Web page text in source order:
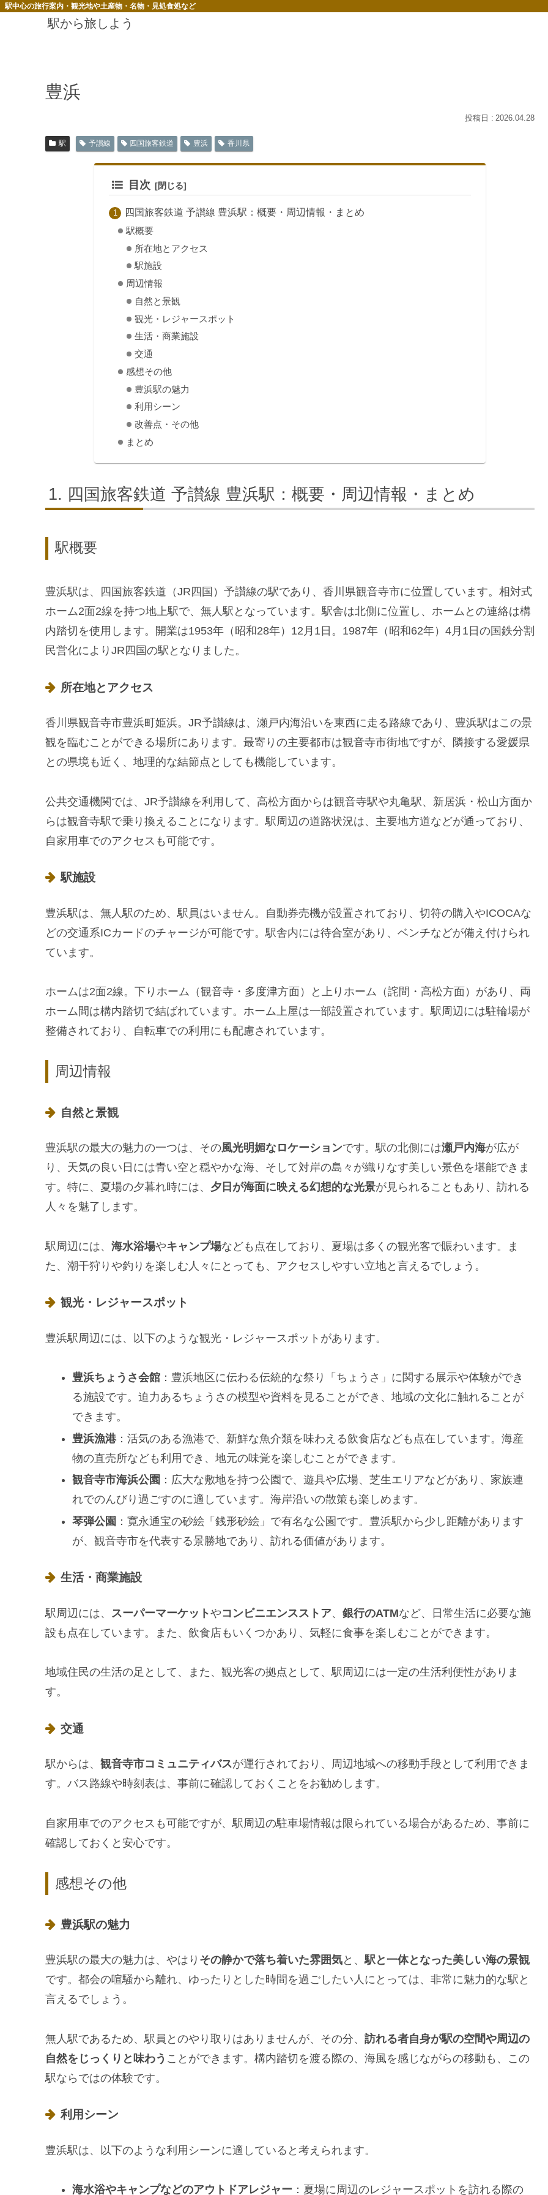
駅中心の旅行案内・観光地や土産物・名物・見処食処など
駅から旅しよう
豊浜
2026.04.28
駅 予讃線 四国旅客鉄道 豊浜 香川県
目次
四国旅客鉄道 予讃線 豊浜駅：概要・周辺情報・まとめ
駅概要
所在地とアクセス
駅施設
周辺情報
自然と景観
観光・レジャースポット
生活・商業施設
交通
感想その他
豊浜駅の魅力
利用シーン
改善点・その他
まとめ
四国旅客鉄道 予讃線 豊浜駅：概要・周辺情報・まとめ
駅概要
豊浜駅は、四国旅客鉄道（JR四国）予讃線の駅であり、香川県観音寺市に位置しています。相対式
ホーム2面2線を持つ地上駅で、無人駅となっています。駅舎は北側に位置し、ホームとの連絡は構
内踏切を使用します。開業は1953年（昭和28年）12月1日。1987年（昭和62年）4月1日の国鉄分割
民営化によりJR四国の駅となりました。
所在地とアクセス
香川県観音寺市豊浜町姫浜。JR予讃線は、瀬戸内海沿いを東西に走る路線であり、豊浜駅はこの景
観を臨むことができる場所にあります。最寄りの主要都市は観音寺市街地ですが、隣接する愛媛県
との県境も近く、地理的な結節点としても機能しています。
公共交通機関では、JR予讃線を利用して、高松方面からは観音寺駅や丸亀駅、新居浜・松山方面か
らは観音寺駅で乗り換えることになります。駅周辺の道路状況は、主要地方道などが通っており、
自家用車でのアクセスも可能です。
駅施設
豊浜駅は、無人駅のため、駅員はいません。自動券売機が設置されており、切符の購入やICOCAな
どの交通系ICカードのチャージが可能です。駅舎内には待合室があり、ベンチなどが備え付けられ
ています。
ホームは2面2線。下りホーム（観音寺・多度津方面）と上りホーム（詫間・高松方面）があり、両
ホーム間は構内踏切で結ばれています。ホーム上屋は一部設置されています。駅周辺には駐輪場が
整備されており、自転車での利用にも配慮されています。
周辺情報
自然と景観
豊浜駅の最大の魅力の一つは、その風光明媚なロケーションです。駅の北側には瀬戸内海が広が
り、天気の良い日には青い空と穏やかな海、そして対岸の島々が織りなす美しい景色を堪能できま
す。特に、夏場の夕暮れ時には、 夕日が海面に映える幻想的な光景が見られることもあり、訪れる
人々を魅了します。
駅周辺には、 海水浴場やキャンプ場なども点在しており、夏場は多くの観光客で賑わいます。ま
た、潮干狩りや釣りを楽しむ人々にとっても、アクセスしやすい立地と言えるでしょう。
観光・レジャースポット
豊浜駅周辺には、以下のような観光・レジャースポットがあります。
豊浜ちょうさ会館：豊浜地区に伝わる伝統的な祭り「ちょうさ」に関する展示や体験ができ
る施設です。迫力あるちょうさの模型や資料を見ることができ、地域の文化に触れることが
できます。
豊浜漁港：活気のある漁港で、新鮮な魚介類を味わえる飲食店なども点在しています。海産
物の直売所なども利用でき、地元の味覚を楽しむことができます。
観音寺市海浜公園 ：広大な敷地を持つ公園で、遊具や広場、芝生エリアなどがあり、家族連
れでのんびり過ごすのに適しています。海岸沿いの散策も楽しめます。
琴弾公園 ：寛永通宝の砂絵「銭形砂絵」で有名な公園です。豊浜駅から少し距離があります
が、観音寺市を代表する景勝地であり、訪れる価値があります。
生活・商業施設
駅周辺には、 スーパーマーケットやコンビニエンスストア、 銀行のATMなど、日常生活に必要な施
設も点在しています。また、飲食店もいくつかあり、気軽に食事を楽しむことができます。
地域住民の生活の足として、また、観光客の拠点として、駅周辺には一定の生活利便性がありま
す。
交通
駅からは、 観音寺市コミュニティバスが運行されており、周辺地域への移動手段として利用できま
す。バス路線や時刻表は、事前に確認しておくことをお勧めします。
自家用車でのアクセスも可能ですが、駅周辺の駐車場情報は限られている場合があるため、事前に
確認しておくと安心です。
感想その他
豊浜駅の魅力
豊浜駅の最大の魅力は、やはり その静かで落ち着いた雰囲気と、駅と一体となった美しい海の景観
です。都会の喧騒から離れ、ゆったりとした時間を過ごしたい人にとっては、非常に魅力的な駅と
言えるでしょう。
無人駅であるため、駅員とのやり取りはありませんが、その分、 訪れる者自身が駅の空間や周辺の
自然をじっくりと味わう ことができます。構内踏切を渡る際の、海風を感じながらの移動も、この
駅ならではの体験です。
利用シーン
豊浜駅は、以下のような利用シーンに適していると考えられます。
海水浴やキャンプなどのアウトドアレジャー：夏場に周辺のレジャースポットを訪れる際の